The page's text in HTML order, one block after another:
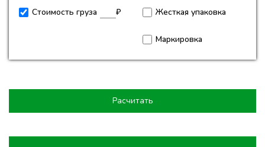
Стоимость груза ₽ Жесткая упаковка
Маркировка
Расчитать